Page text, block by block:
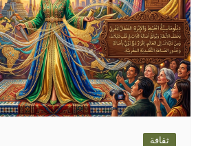
ثقافة